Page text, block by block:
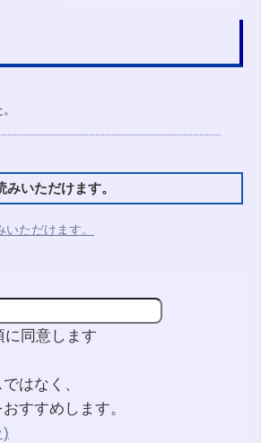
いただけます。
ただけます。
に同意します
はなく、
すすめします。
)